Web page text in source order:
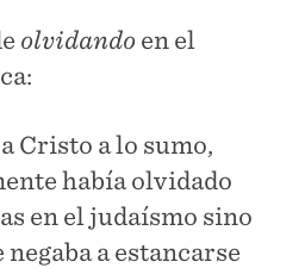
olvidando en el
Cristo a lo sumo,
había olvidado
en el judaísmo sino
a estancarse